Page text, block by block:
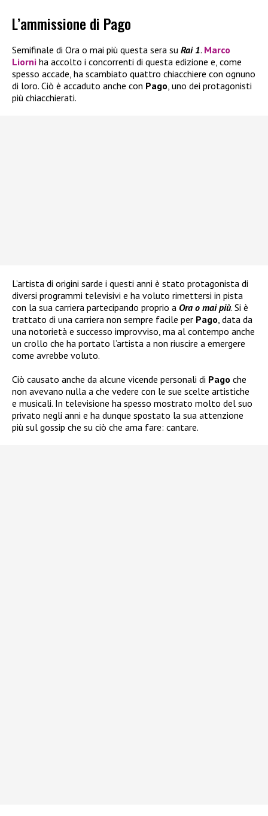
L’ammissione di Pago
Semifinale di Ora o mai più questa sera su Rai 1. Marco
Liorni ha accolto i concorrenti di questa edizione e, come
spesso accade, ha scambiato quattro chiacchiere con ognuno
di loro. Ciò è accaduto anche con Pago, uno dei protagonisti
più chiacchierati.
L’artista di origini sarde i questi anni è stato protagonista di
diversi programmi televisivi e ha voluto rimettersi in pista
con la sua carriera partecipando proprio a Ora o mai più. Si è
trattato di una carriera non sempre facile per Pago, data da
una notorietà e successo improvviso, ma al contempo anche
un crollo che ha portato l’artista a non riuscire a emergere
come avrebbe voluto.
Ciò causato anche da alcune vicende personali di Pago che
non avevano nulla a che vedere con le sue scelte artistiche
e musicali. In televisione ha spesso mostrato molto del suo
privato negli anni e ha dunque spostato la sua attenzione
più sul gossip che su ciò che ama fare: cantare.